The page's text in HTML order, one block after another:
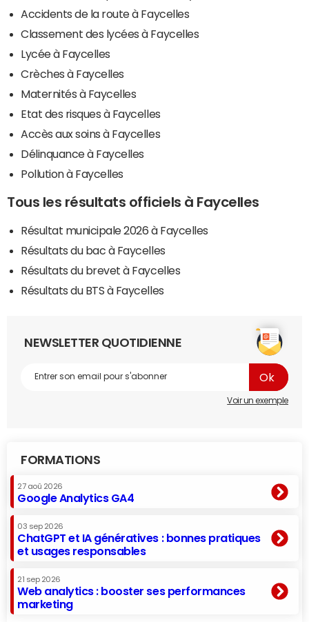
Accidents de la route à Faycelles
Classement des lycées à Faycelles
Lycée à Faycelles
Crèches à Faycelles
Maternités à Faycelles
Etat des risques à Faycelles
Accès aux soins à Faycelles
Délinquance à Faycelles
Pollution à Faycelles
Tous les résultats officiels à Faycelles
Résultat municipale 2026 à Faycelles
Résultats du bac à Faycelles
Résultats du brevet à Faycelles
Résultats du BTS à Faycelles
NEWSLETTER QUOTIDIENNE
Voir un exemple
FORMATIONS
27 aoû 2026
Google Analytics GA4
03 sep 2026
ChatGPT et IA génératives : bonnes pratiques
et usages responsables
21 sep 2026
Web analytics : booster ses performances
marketing